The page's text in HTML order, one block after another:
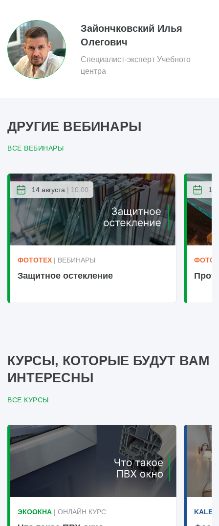
Зайончковский Илья
Олегович
Специалист-эксперт Учебного
центра
ДРУГИЕ ВЕБИНАРЫ
ВСЕ ВЕБИНАРЫ
14 августа | 10:00
ФОТОТЕХ | ВЕБИНАРЫ
Защитное остекление
14
КУРСЫ, КОТОРЫЕ БУДУТ ВАМ
ИНТЕРЕСНЫ
ВСЕ КУРСЫ
ЭКООКНА | ОНЛАЙН КУРС